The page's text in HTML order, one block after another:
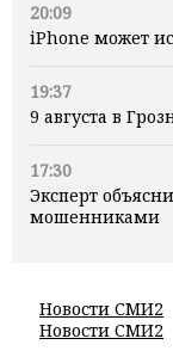
20:09
iPhone может
19:37
9 августа в
17:30
Эксперт
мошенниками
Новости СМИ2
Новости СМИ2